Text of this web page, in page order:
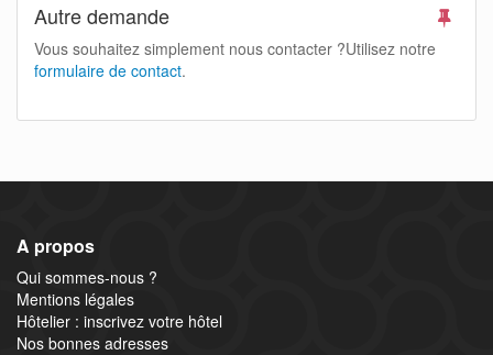
Autre demande
Vous souhaitez simplement nous contacter ?Utilisez notre
formulaire de contact.
A propos
Qui sommes-nous ?
Mentions légales
Hôtelier : inscrivez votre hôtel
Nos bonnes adresses